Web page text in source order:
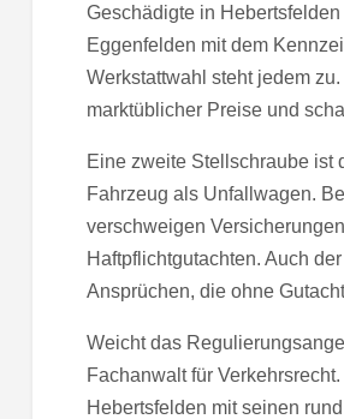
Geschädigte in
Eggenfelden mit dem
Werkstattwahl steht jedem
marktüblicher Preise und
Eine zweite Stellschraube ist
Fahrzeug als Unfallwagen.
verschweigen
Haftpflichtgutachten. Auch
Ansprüchen, die ohne
Weicht das
Fachanwalt für
Hebertsfelden mit seinen